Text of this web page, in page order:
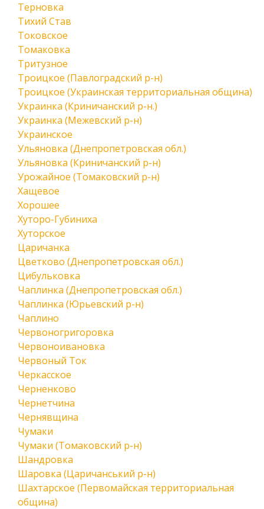
Терновка
Тихий Став
Токовское
Томаковка
Тритузное
Троицкое (Павлоградский р-н)
Троицкое (Украинская территориальная община)
Украинка (Криничанский р-н.)
Украинка (Межевский р-н)
Украинское
Ульяновка (Днепропетровская обл.)
Ульяновка (Криничанский р-н)
Урожайное (Томаковский р-н)
Хащевое
Хорошее
Хуторо-Губиниха
Хуторское
Царичанка
Цветково (Днепропетровская обл.)
Цибульковка
Чаплинка (Днепропетровская обл.)
Чаплинка (Юрьевский р-н)
Чаплино
Червоногригоровка
Червоноивановка
Червоный Ток
Черкасское
Черненково
Чернетчина
Чернявщина
Чумаки
Чумаки (Томаковский р-н)
Шандровка
Шаровка (Царичанський р-н)
Шахтарское (Первомайская территориальная
община)